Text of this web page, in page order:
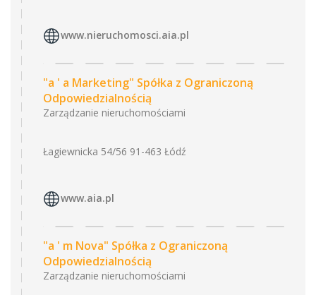
www.nieruchomosci.aia.pl
"a ' a Marketing" Spółka z Ograniczoną
Odpowiedzialnością
Zarządzanie nieruchomościami
Łagiewnicka 54/56 91-463 Łódź
www.aia.pl
"a ' m Nova" Spółka z Ograniczoną
Odpowiedzialnością
Zarządzanie nieruchomościami